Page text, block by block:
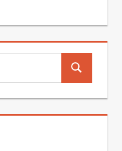
Buscar